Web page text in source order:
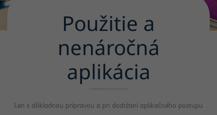
Použitie a
nenáročná
aplikácia
Len s dôkladnou prípravou a pri dodržaní aplikačného postupu